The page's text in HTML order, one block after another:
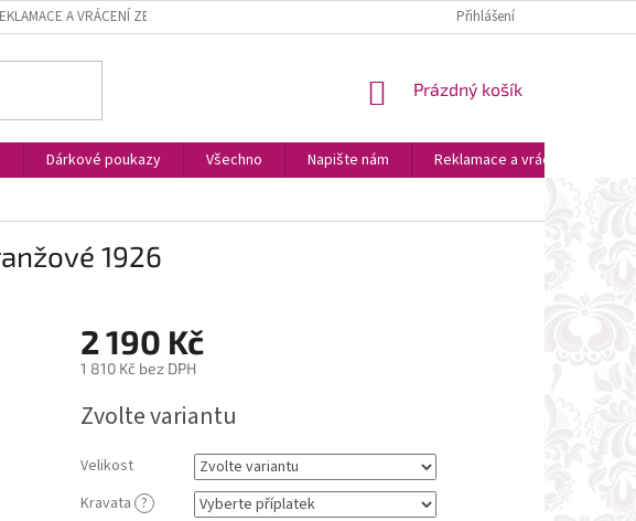
A VRÁCENÍ ZBOŽÍ OSOBNÍ VYZVEDNUTÍ
Přihlášení
NÁKUPNÍ
Prázdný košík
Dárkové poukazy Všechno Napište nám
Reklamace a vrácení zboží
1926
2 190 Kč
1 810 Kčbez DPH
cena:
Zvolte variantu
Velikost
Kravata ?